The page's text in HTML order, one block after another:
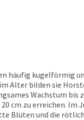
häufig kugelförmig
Alter bilden sie
Wachstum bis
cm zu erreichen. Im
Blüten und die